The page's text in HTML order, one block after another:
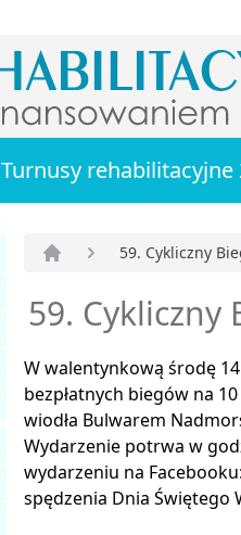
Turnusy rehabilitacyjne
59. Cykliczny
59. Cykliczny
W walentynkową środę
bezpłatnych biegów na
wiodła Bulwarem
Wydarzenie potrwa w
wydarzeniu na
spędzenia Dnia Świętego